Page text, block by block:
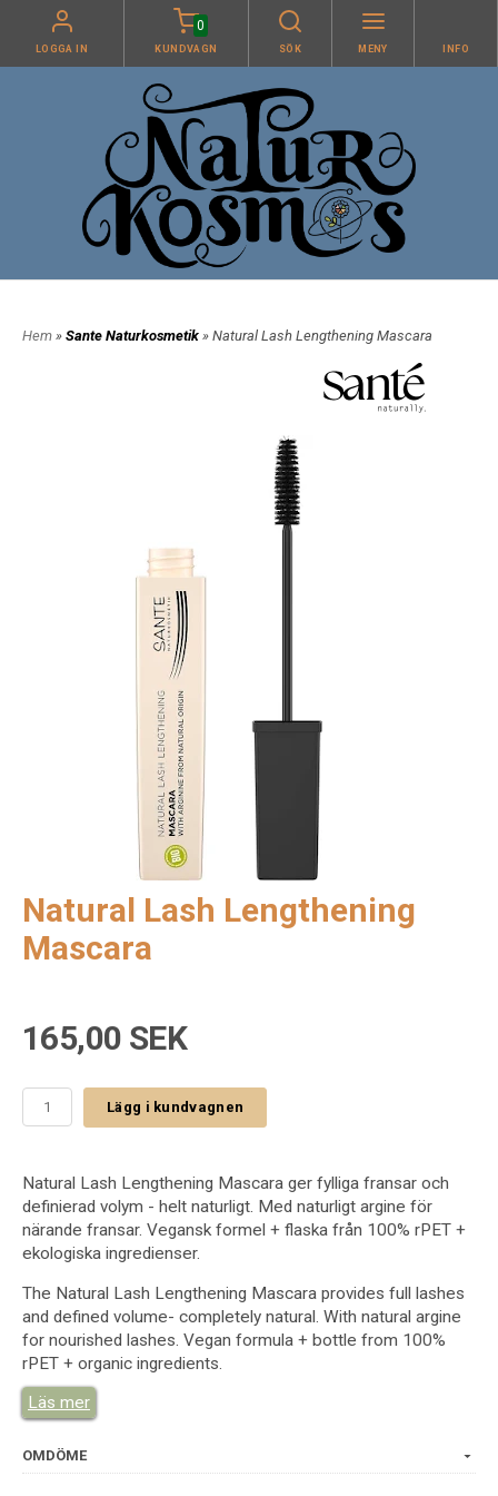
LOGGA IN
0
KUNDVAGN SÖK MENY INFO
Hem » Sante Naturkosmetik » Natural Lash Lengthening Mascara
Natural Lash Lengthening
Mascara
165,00 SEK
Lägg i kundvagnen
Natural Lash Lengthening Mascara ger fylliga fransar och
definierad volym - helt naturligt. Med naturligt argine för
närande fransar. Vegansk formel + flaska från 100% rPET +
ekologiska ingredienser.
The Natural Lash Lengthening Mascara provides full lashes
and defined volume- completely natural. With natural argine
for nourished lashes. Vegan formula + bottle from 100%
rPET + organic ingredients.
Available Sizes
Aqua (Water), Alcohol denat.*, Sorbitol, Silica, Stearic Acid,
Läs mer
OMDÖME